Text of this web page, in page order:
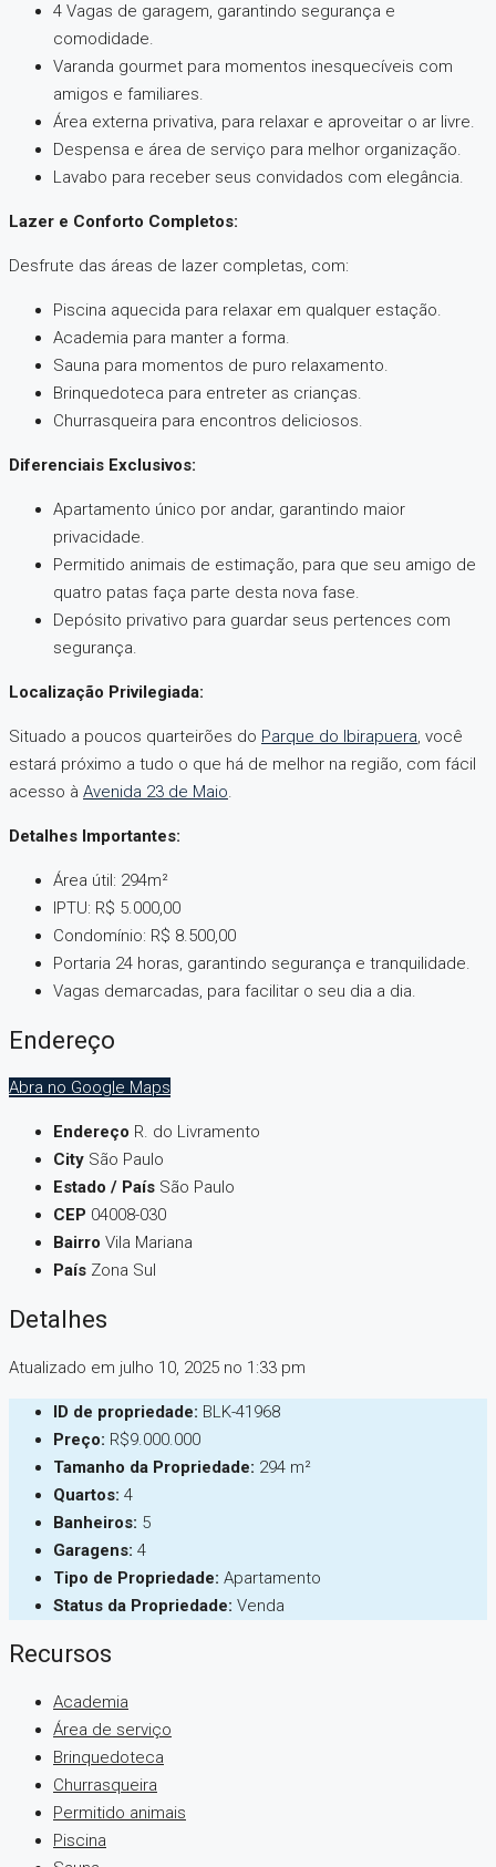
4 Vagas de garagem, garantindo segurança e
comodidade.
Varanda gourmet para momentos inesquecíveis com
amigos e familiares.
Área externa privativa, para relaxar e aproveitar o ar livre.
Despensa e área de serviço para melhor organização.
Lavabo para receber seus convidados com elegância.
Lazer e Conforto Completos:
Desfrute das áreas de lazer completas, com:
Piscina aquecida para relaxar em qualquer estação.
Academia para manter a forma.
Sauna para momentos de puro relaxamento.
Brinquedoteca para entreter as crianças.
Churrasqueira para encontros deliciosos.
Diferenciais Exclusivos:
Apartamento único por andar, garantindo maior
privacidade.
Permitido animais de estimação, para que seu amigo de
quatro patas faça parte desta nova fase.
Depósito privativo para guardar seus pertences com
segurança.
Localização Privilegiada:
Situado a poucos quarteirões do Parque do Ibirapuera, você
estará próximo a tudo o que há de melhor na região, com fácil
acesso à Avenida 23 de Maio.
Detalhes Importantes:
Área útil: 294m²
IPTU: R$ 5.000,00
Condomínio: R$ 8.500,00
Portaria 24 horas, garantindo segurança e tranquilidade.
Vagas demarcadas, para facilitar o seu dia a dia.
Endereço
Abra no Google Maps
Endereço R. do Livramento
City São Paulo
Estado / País São Paulo
CEP 04008-030
Bairro Vila Mariana
País Zona Sul
Detalhes
Atualizado em julho 10, 2025 no 1:33 pm
ID de propriedade: BLK-41968
Preço: R$9.000.000
Tamanho da Propriedade: 294 m²
Quartos: 4
Banheiros: 5
Garagens: 4
Tipo de Propriedade: Apartamento
Status da Propriedade: Venda
Recursos
Academia
Área de serviço
Brinquedoteca
Churrasqueira
Permitido animais
Piscina